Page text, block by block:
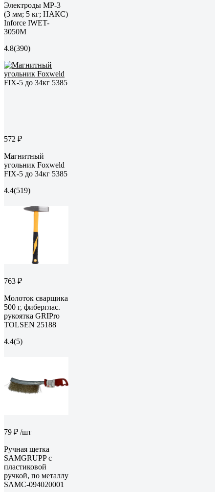
Электроды МР-3
(3 мм; 5 кг; НАКС)
Inforce IWET-
3050M
4.8(390)
572 ₽
Магнитный
угольник Foxweld
FIX-5 до 34кг 5385
4.4(519)
763 ₽
Молоток сварщика
500 г, фиберглас.
рукоятка GRIPro
TOLSEN 25188
4.4(5)
79 ₽ /шт
Ручная щетка
SAMGRUPP с
пластиковой
ручкой, по металлу
SAMC-094020001